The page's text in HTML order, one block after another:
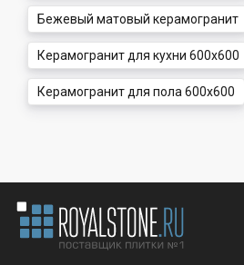
Бежевый матовый керамогранит
Керамогранит для кухни 600x600
Керамогранит для пола 600x600